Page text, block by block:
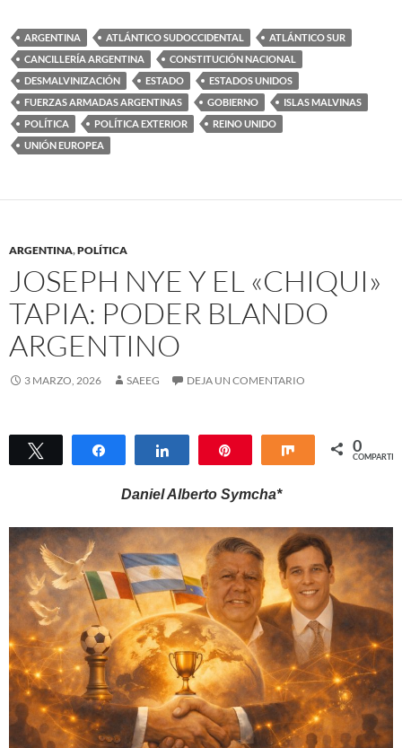
ARGENTINA ATLÁNTICO SUDOCCIDENTAL
ATLÁNTICO SUR
CANCILLERÍA ARGENTINA
CONSTITUCIÓN NACIONAL
DESMALVINIZACIÓN
ESTADO
ESTADOS UNIDOS
FUERZAS ARMADAS ARGENTINAS
GOBIERNO
ISLAS MALVINAS
POLÍTICA
POLÍTICA EXTERIOR
REINO UNIDO
UNIÓN EUROPEA
ARGENTINA,POLÍTICA
JOSEPH NYE Y EL «CHIQUI»
TAPIA: PODER BLANDO
ARGENTINO
3 MARZO, 2026 SAEEG DEJA UN COMENTARIO
Twittear Compartir Compartir Compartir
0
COMPARTIR
Daniel Alberto Symcha*